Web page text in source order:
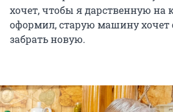
хочет, чтобы я дарственную на
оформил, старую машину хочет
забрать новую.